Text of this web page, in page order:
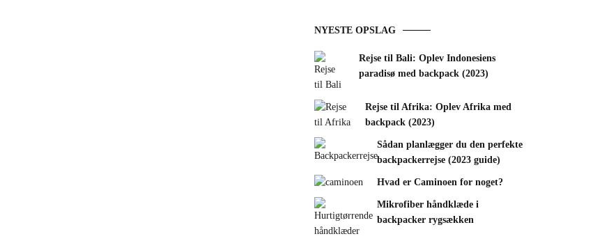
NYESTE OPSLAG
Rejse til Bali: Oplev Indonesiens
paradisø med backpack (2023)
Rejse til Afrika: Oplev Afrika med
backpack (2023)
Sådan planlægger du den perfekte
backpackerrejse (2023 guide)
Hvad er Caminoen for noget?
Mikrofiber håndklæde i
backpacker rygsækken